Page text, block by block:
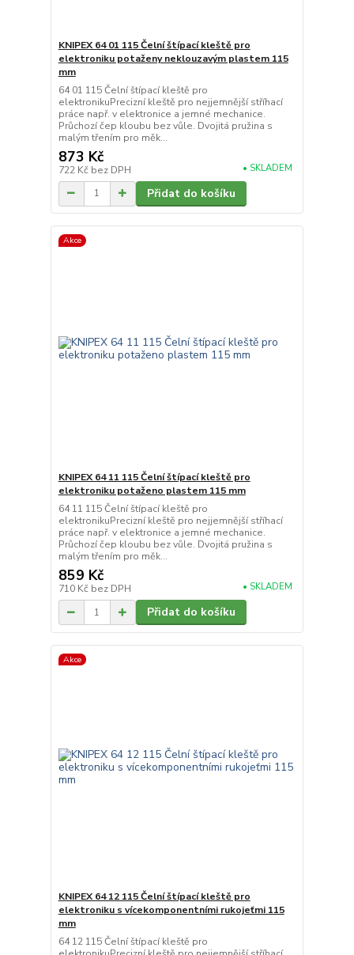
KNIPEX 64 01 115 Čelní štípací kleště pro
elektroniku potaženy neklouzavým plastem 115
mm
64 01 115 Čelní štípací kleště pro
elektronikuPrecizní kleště pro nejjemnější stříhací
práce např. v elektronice a jemné mechanice.
Průchozí čep kloubu bez vůle. Dvojitá pružina s
malým třením pro měk...
873 Kč
722 Kč bez DPH • SKLADEM
Přidat do košíku
Akce
KNIPEX 64 11 115 Čelní štípací kleště pro
elektroniku potaženo plastem 115 mm
64 11 115 Čelní štípací kleště pro
elektronikuPrecizní kleště pro nejjemnější stříhací
práce např. v elektronice a jemné mechanice.
Průchozí čep kloubu bez vůle. Dvojitá pružina s
malým třením pro měk...
859 Kč
710 Kč bez DPH • SKLADEM
Přidat do košíku
Akce
KNIPEX 64 12 115 Čelní štípací kleště pro
elektroniku s vícekomponentními rukojeťmi 115
mm
64 12 115 Čelní štípací kleště pro